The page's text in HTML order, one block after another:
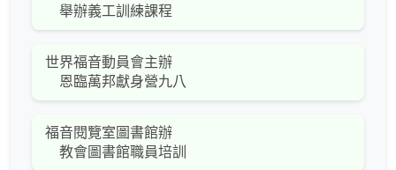
舉辦義工訓練課程
世界福音動員會主辦
恩臨萬邦獻身營九八
福音閱覽室圖書館辦
教會圖書館職員培訓